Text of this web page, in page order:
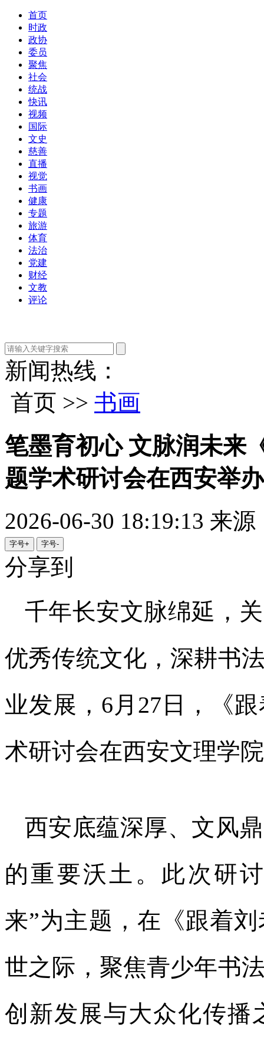
首页
时政
政协
委员
聚焦
社会
统战
快讯
视频
国际
文史
慈善
直播
视觉
书画
健康
专题
旅游
体育
法治
党建
财经
文教
评论
新闻热线：
首页 >> 书画
笔墨育初心 文脉润未来
题学术研讨会在西安举办
2026-06-30 18:19:13 来源
字号+ 字号-
分享到
千年长安文脉绵延，
优秀传统文化，深耕书
业发展，6月27日，《
术研讨会在西安文理学
西安底蕴深厚、文风
的重要沃土。此次研
来”为主题，在《跟着
世之际，聚焦青少年书
创新发展与大众化传播